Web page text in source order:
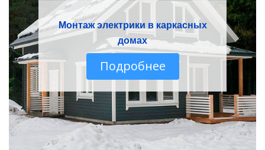
Монтаж электрики в каркасных
домах
Подробнее